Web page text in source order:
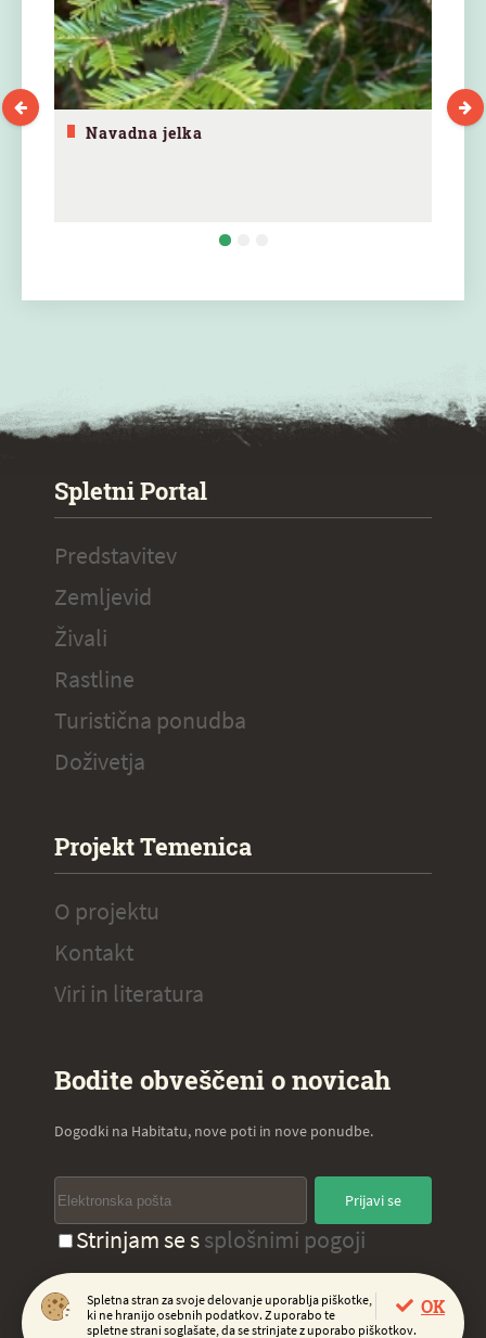
Navadna jelka
OK
Spletna stran za svoje delovanje uporablja piškotke,
ki ne hranijo osebnih podatkov. Z uporabo te
spletne strani soglašate, da se strinjate z uporabo piškotkov.
Spletni Portal
Predstavitev
Zemljevid
Živali
Rastline
Turistična ponudba
Doživetja
Projekt Temenica
O projektu
Kontakt
Viri in literatura
Bodite obveščeni o novicah
Dogodki na Habitatu, nove poti in nove ponudbe.
Prijavi se
Strinjam se ssplošnimi pogoji
Copyright 2020, Virc d.o.o.